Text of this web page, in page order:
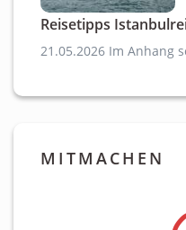
Reisetipps
21.05.2026 Im Anhang
MITMACHEN